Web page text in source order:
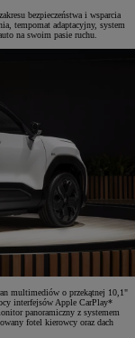
bezpieczeństwa i wsparcia
tempomat adaptacyjny, system
na swoim pasie ruchu.
multimediów o przekątnej 10,1"
interfejsów Apple CarPlay*
panoramiczny z systemem
fotel kierowcy oraz dach